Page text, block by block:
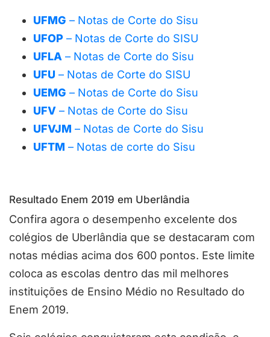
UFMG – Notas de Corte do Sisu
UFOP – Notas de Corte do SISU
UFLA – Notas de Corte do Sisu
UFU – Notas de Corte do SISU
UEMG – Notas de Corte do Sisu
UFV – Notas de Corte do Sisu
UFVJM – Notas de Corte do Sisu
UFTM – Notas de corte do Sisu
Resultado Enem 2019 em Uberlândia
Confira agora o desempenho excelente dos
colégios de Uberlândia que se destacaram com
notas médias acima dos 600 pontos. Este limite
coloca as escolas dentro das mil melhores
instituições de Ensino Médio no Resultado do
Enem 2019.